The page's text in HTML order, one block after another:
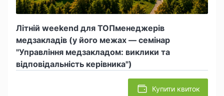
Літній weekend для ТОПменеджерів
медзакладів (у його межах — семінар
"Управління медзакладом: виклики та
відповідальність керівника")
Купити квиток